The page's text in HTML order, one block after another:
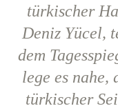
türkischer
Deniz Yücel,
dem
lege es nahe,
türkischer